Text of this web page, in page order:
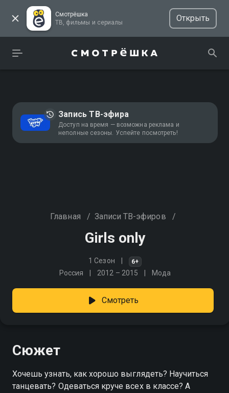
Смотрёшка
ТВ, фильмы и сериалы
Открыть
Запись ТВ-эфира
Доступ на время — возможна реклама и
неполные сезоны. Успейте посмотреть!
Главная / Записи ТВ-эфиров /
Girls only
1 Сезон 6+
Россия 2012 – 2015 Мода
Смотреть
Сюжет
Хочешь узнать, как хорошо выглядеть? Научиться
танцевать? Одеваться круче всех в классе? А